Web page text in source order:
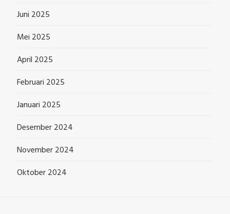
Juni 2025
Mei 2025
April 2025
Februari 2025
Januari 2025
Desember 2024
November 2024
Oktober 2024